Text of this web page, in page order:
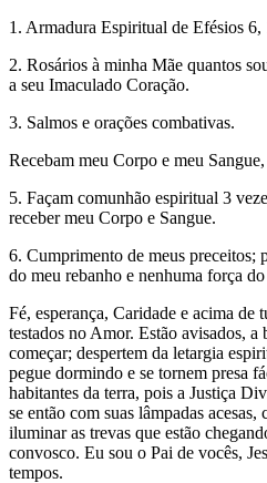
1. Armadura Espiritual de Efésios 6,
2. Rosários à minha Mãe quantos
a seu Imaculado Coração.
3. Salmos e orações combativas.
Recebam meu Corpo e meu
5. Façam comunhão espiritual 3
receber meu Corpo e Sangue.
6. Cumprimento de meus preceitos;
do meu rebanho e nenhuma força
Fé, esperança, Caridade e acima
testados no Amor. Estão avisados, a
começar; despertem da letargia
pegue dormindo e se tornem presa
habitantes da terra, pois a Justiça
se então com suas lâmpadas
iluminar as trevas que estão
convosco. Eu sou o Pai de vocês,
tempos.